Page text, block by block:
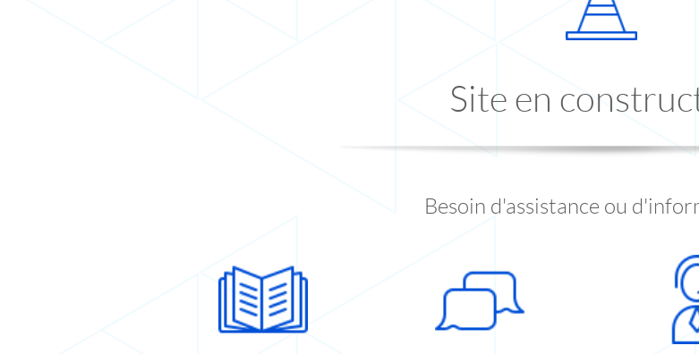
Site en
Besoin d'assistance ou